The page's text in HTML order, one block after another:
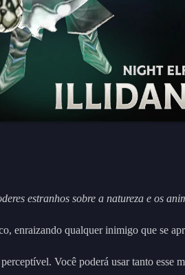
estranhos sobre a natureza e os
enraizando qualquer inimigo que se
Você poderá usar tanto